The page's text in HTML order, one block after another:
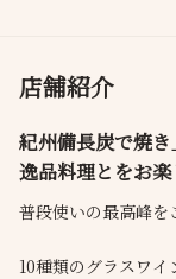
店舗紹介
紀州備長炭で焼
逸品料理とをお楽
普段使いの最高峰を
10種類のグラスワ